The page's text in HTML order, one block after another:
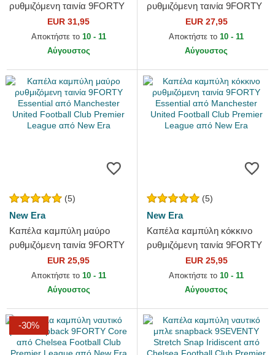
ρυθμιζόμενη ταινία 9FORTY
Metal από Manchester
United Football Club
EUR 31,95
Αποκτήστε το 10 - 11
Αύγουστος
ρυθμιζόμενη ταινία 9FORTY
Core από Aston Villa Football
Club Premier League...
EUR 27,95
Αποκτήστε το 10 - 11
Αύγουστος
(5)
New Era
Καπέλα καμπύλη μαύρο
ρυθμιζόμενη ταινία 9FORTY
Essential από Manchester
United Football Club...
EUR 25,95
Αποκτήστε το 10 - 11
Αύγουστος
(5)
New Era
Καπέλα καμπύλη κόκκινο
ρυθμιζόμενη ταινία 9FORTY
Essential από Manchester
United Football Club...
EUR 25,95
Αποκτήστε το 10 - 11
Αύγουστος
-30%